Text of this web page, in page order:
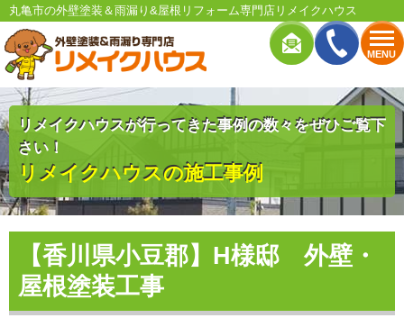
MENU
丸亀市の外壁塗装＆雨漏り&屋根リフォーム専門店リメイクハウス
リメイクハウスが行ってきた事例の数々をぜひご覧下
さい！
リメイクハウスの施工事例
【香川県小豆郡】H様邸 外壁・
屋根塗装工事